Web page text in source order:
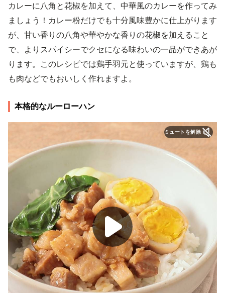
カレーに八角と花椒を加えて、中華風のカレーを作ってみ
ましょう！カレー粉だけでも十分風味豊かに仕上がります
が、甘い香りの八角や華やかな香りの花椒を加えること
で、よりスパイシーでクセになる味わいの一品ができあが
ります。このレシピでは鶏手羽元と使っていますが、鶏も
も肉などでもおいしく作れますよ。
本格的なルーローハン
ミュートを解除